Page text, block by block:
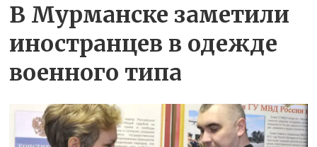
В Мурманске заметили
иностранцев в одежде
военного типа